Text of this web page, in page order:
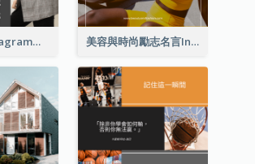
褲裝推廣Instagram帖子 美容與時尚勵志名言Instagram帖子